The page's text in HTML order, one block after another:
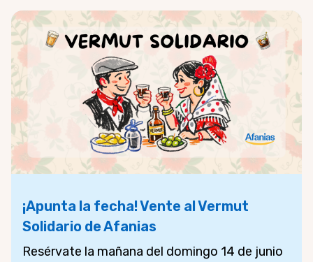
¡Apunta la fecha! Vente al Vermut
Solidario de Afanias
Resérvate la mañana del domingo 14 de junio